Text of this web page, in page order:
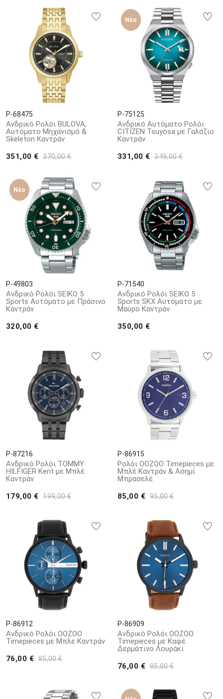
P-68475
Ανδρικό Ρολόι BULOVA,
Αυτόματο Μηχανισμό &
Skeleton Καντράν
351,00 € 370,00 €
Νέο
P-75125
Ανδρικό Αυτόματο Ρολόι
CITIZEN Tsuyosa με Γαλάζιο
Καντράν
331,00 € 349,00 €
Νέο
P-49803
Ανδρικό Ρολόι SEIKO 5
Sports Αυτόματο με Πράσινο
Καντράν
320,00 €
P-71540
Ανδρικό Ρολόι SEIKO 5
Sports SKX Αυτόματο με
Μαύρο Καντράν
350,00 €
P-87216
Ανδρικό Ρολόι TOMMY
HILFIGER Kent με Μπλέ
Καντράν
179,00 € 199,00 €
P-86915
Ρολόι OOZOO Timepieces με
Μπλέ Καντράν & Ασημί
Μπρασελέ
85,00 € 95,00 €
P-86912
Ανδρικό Ρολόι OOZOO
Timepieces με Μπλε Καντράν
76,00 € 85,00 €
P-86909
Ανδρικό Ρολόι OOZOO
Timepieces με Καφέ
Δερμάτινο Λουράκι
76,00 € 85,00 €